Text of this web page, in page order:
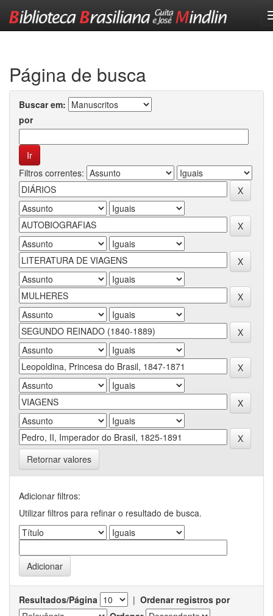
Página de busca
Buscar em:
por
Filtros correntes:
Retornar valores
Adicionar filtros:
Utilizar filtros para refinar o resultado de busca.
Resultados/Página | Ordenar registros por